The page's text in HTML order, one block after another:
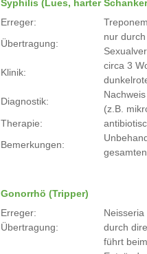
Syphilis (Lues, harter
Erreger:
Übertragung:
nur
Klinik:
circa 3
Diagnostik:
(z.B.
Therapie:
Bemerkungen:
Gonorrhö (Tripper)
Erreger:
Übertragung:
durch
führt